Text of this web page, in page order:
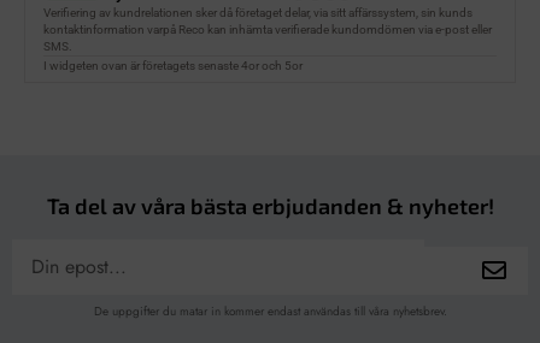
Ta del av våra bästa erbjudanden & nyheter!
De uppgifter du matar in kommer endast användas till våra nyhetsbrev.